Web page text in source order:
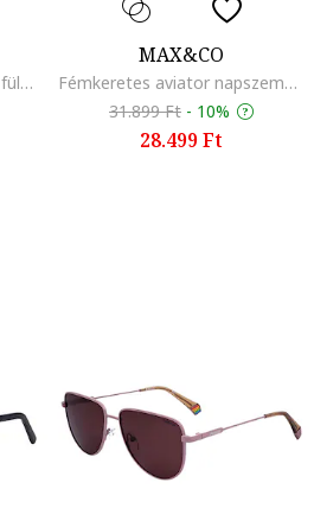
18 karátos aranybevonatú fülbevaló, Aranyszín
MAX&CO
Fémkeretes aviator napszemüveg, Aranyszín/Barna
31.899 Ft - 10%
28.499 Ft